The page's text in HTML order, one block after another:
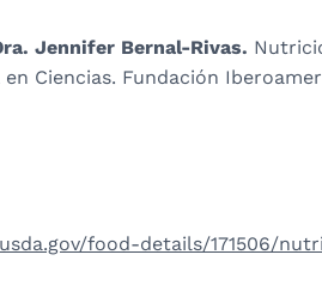
Jennifer Bernal-Rivas.
Ciencias. Fundación
food-details/171506/